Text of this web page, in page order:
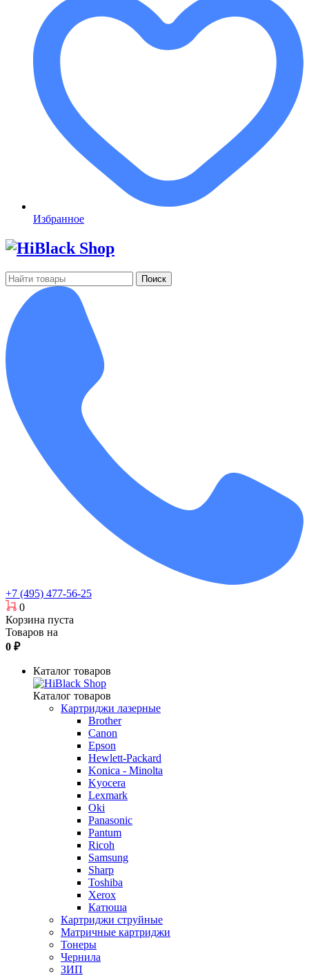
Избранное
Поиск
+7 (495) 477-56-25
0
Корзина пуста
Товаров на
0 ₽
Каталог товаров
Каталог товаров
Картриджи лазерные
Brother
Canon
Epson
Hewlett-Packard
Konica - Minolta
Kyocera
Lexmark
Oki
Panasonic
Pantum
Ricoh
Samsung
Sharp
Toshiba
Xerox
Катюша
Картриджи струйные
Матричные картриджи
Тонеры
Чернила
ЗИП